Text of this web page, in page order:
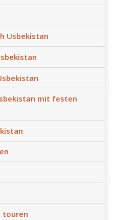
Usbekistan
mit festen
touren